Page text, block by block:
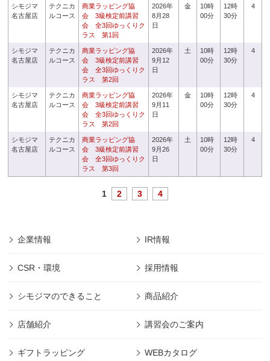
シモジマ
名古屋店
テクニカ
ルコース
商業ラッピング協
会 3級検定前講習
会 全3回ゆっくりク
ラス 第1回
2026年
8月28
日
金
10時
00分
12時
30分
4
シモジマ
名古屋店
テクニカ
ルコース
商業ラッピング協
会 3級検定前講習
会 全3回ゆっくりク
ラス 第2回
2026年
9月12
日
土
10時
00分
12時
30分
4
シモジマ
名古屋店
テクニカ
ルコース
商業ラッピング協
会 3級検定前講習
会 全3回ゆっくりク
ラス 第2回
2026年
9月11
日
金
10時
00分
12時
30分
4
シモジマ
名古屋店
テクニカ
ルコース
商業ラッピング協
会 3級検定前講習
会 全3回ゆっくりク
ラス 第3回
2026年
9月26
日
土
10時
00分
12時
30分
4
1 2 3 4
企業情報 IR情報
CSR・環境 採用情報
シモジマのできること 商品紹介
店舗紹介 講習会のご案内
ギフトラッピング WEBカタログ